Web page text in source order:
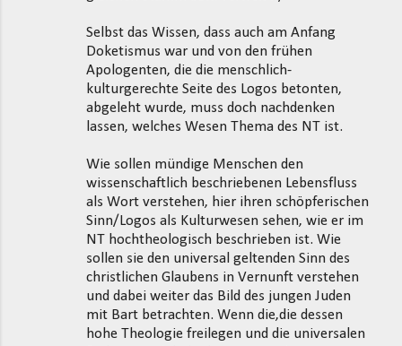
Selbst das Wissen, dass auch am Anfang
Doketismus war und von den frühen
Apologenten, die die menschlich-
kulturgerechte Seite des Logos betonten,
abgeleht wurde, muss doch nachdenken
lassen, welches Wesen Thema des NT ist.
Wie sollen mündige Menschen den
wissenschaftlich beschriebenen Lebensfluss
als Wort verstehen, hier ihren schöpferischen
Sinn/Logos als Kulturwesen sehen, wie er im
NT hochtheologisch beschrieben ist. Wie
sollen sie den universal geltenden Sinn des
christlichen Glaubens in Vernunft verstehen
und dabei weiter das Bild des jungen Juden
mit Bart betrachten. Wenn die,die dessen
hohe Theologie freilegen und die universalen